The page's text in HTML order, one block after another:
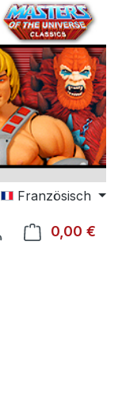
Französisch
0,00 €